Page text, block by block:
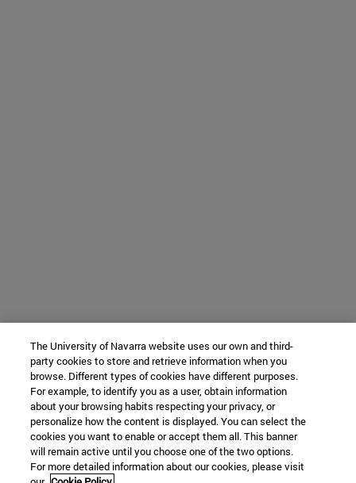
The University of Navarra website uses our own and third-
party cookies to store and retrieve information when you
browse. Different types of cookies have different purposes.
For example, to identify you as a user, obtain information
about your browsing habits respecting your privacy, or
personalize how the content is displayed. You can select the
cookies you want to enable or accept them all. This banner
will remain active until you choose one of the two options.
For more detailed information about our cookies, please visit